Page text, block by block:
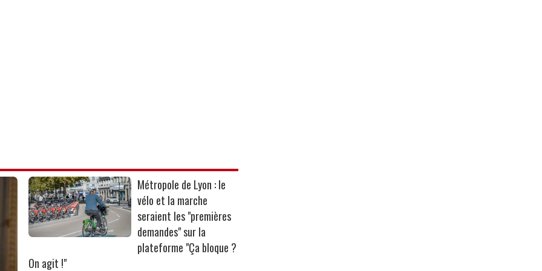
Métropole de Lyon : le
vélo et la marche
seraient les "premières
demandes" sur la
plateforme "Ça bloque ?
On agit !"